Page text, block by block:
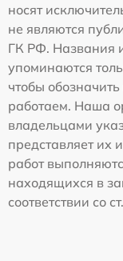
носят
не являются
ГК РФ. Названия
упоминаются
чтобы
работаем. Наша
владельцами
представляет их
работ
находящихся в
соответствии со